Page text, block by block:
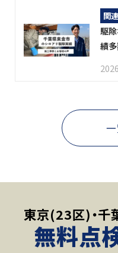
関
駆
績多
東京(23区)・千
無料点